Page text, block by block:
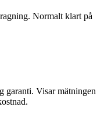
Normalt klart på
garanti. Visar mätningen